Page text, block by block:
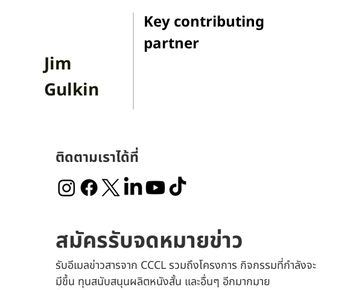
Jim
Gulkin
Key contributing
partner
ติดตามเราได้ที่
สมัครรับจดหมายข่าว
รับอีเมลข่าวสารจาก CCCL รวมถึงโครงการ กิจกรรมที่กำลังจะ
มีขึ้น ทุนสนับสนุนผลิตหนังสั้น และอื่นๆ อีกมากมาย